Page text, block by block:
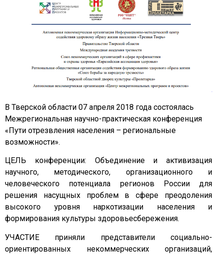
В Тверской области 07 апреля 2018 года состоялась
Межрегиональная научно-практическая конференция
«Пути отрезвления населения – региональные
возможности».
ЦЕЛЬ конференции: Объединение и активизация
научного, методического, организационного и
человеческого потенциала регионов России для
решения насущных проблем в сфере преодоления
высокого уровня наркотизации населения и
формирования культуры здоровьесбережения.
УЧАСТИЕ приняли представители социально-
ориентированных некоммерческих организаций,